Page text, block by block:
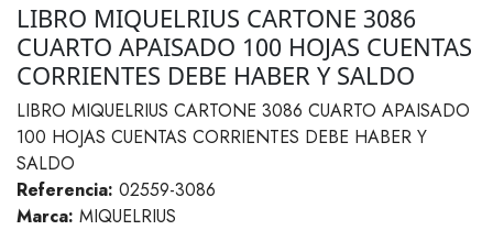
LIBRO MIQUELRIUS CARTONE 3086
CUARTO APAISADO 100 HOJAS CUENTAS
CORRIENTES DEBE HABER Y SALDO
LIBRO MIQUELRIUS CARTONE 3086 CUARTO APAISADO
100 HOJAS CUENTAS CORRIENTES DEBE HABER Y
SALDO
Referencia: 02559-3086
Marca: MIQUELRIUS